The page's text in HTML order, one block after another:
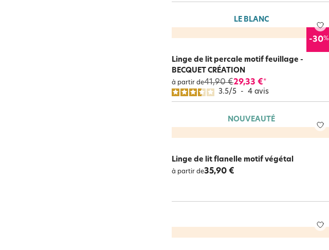
LE BLANC
-30%
Linge de lit percale motif feuillage -
BECQUET CRÉATION
à partir de41,90 €29,33 €*
3.5/5 - 4 avis
NOUVEAUTÉ
Linge de lit flanelle motif végétal
à partir de35,90 €